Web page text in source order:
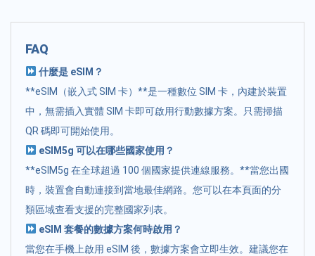
FAQ
什麼是 eSIM？
**eSIM（嵌入式 SIM 卡）**是一種數位 SIM 卡，內建於裝置
中，無需插入實體 SIM 卡即可啟用行動數據方案。只需掃描
QR 碼即可開始使用。
eSIM5g 可以在哪些國家使用？
**eSIM5g 在全球超過 100 個國家提供連線服務。**當您出國
時，裝置會自動連接到當地最佳網路。您可以在本頁面的分
類區域查看支援的完整國家列表。
eSIM 套餐的數據方案何時啟用？
當您在手機上啟用 eSIM 後，數據方案會立即生效。建議您在